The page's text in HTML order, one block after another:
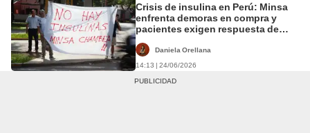
Crisis de insulina en Perú: Minsa
enfrenta demoras en compra y
pacientes exigen respuesta de
Daniela Orellana
14:13 | 24/06/2026